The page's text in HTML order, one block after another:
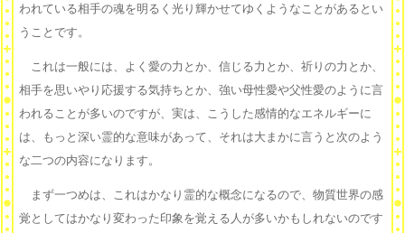
われている相手の魂を明るく光り輝かせてゆくようなことがあるとい
うことです。
これは一般には、よく愛の力とか、信じる力とか、祈りの力とか、
相手を思いやり応援する気持ちとか、強い母性愛や父性愛のように言
われることが多いのですが、実は、こうした感情的なエネルギーに
は、もっと深い霊的な意味があって、それは大まかに言うと次のよう
な二つの内容になります。
まず一つめは、これはかなり霊的な概念になるので、物質世界の感
覚としてはかなり変わった印象を覚える人が多いかもしれないのです